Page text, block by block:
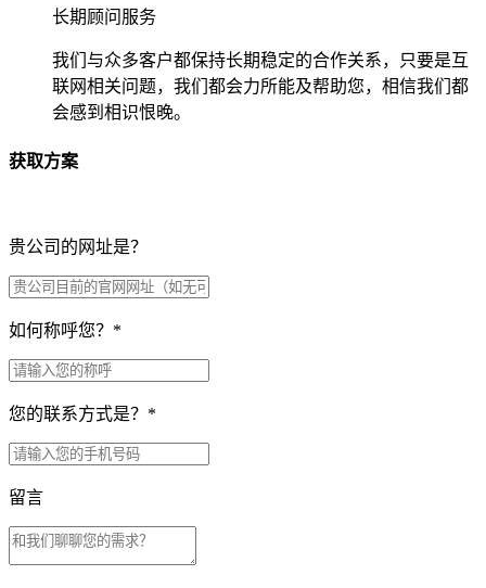
长期顾问服务
我们与众多客户都保持长期稳定的合作关系，只要是互
联网相关问题，我们都会力所能及帮助您，相信我们都
会感到相识恨晚。
获取方案
贵公司的网址是？
如何称呼您？ *
您的联系方式是？ *
留言